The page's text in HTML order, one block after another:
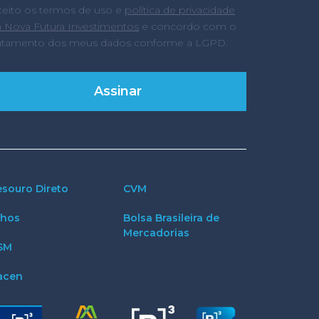
os termos de uso e política de privacidade
Nova Futura Investimentos e concordo com o
dos meus dados conforme a LGPD.
Direto CVM
Bolsa Brasileira de
Mercadorias